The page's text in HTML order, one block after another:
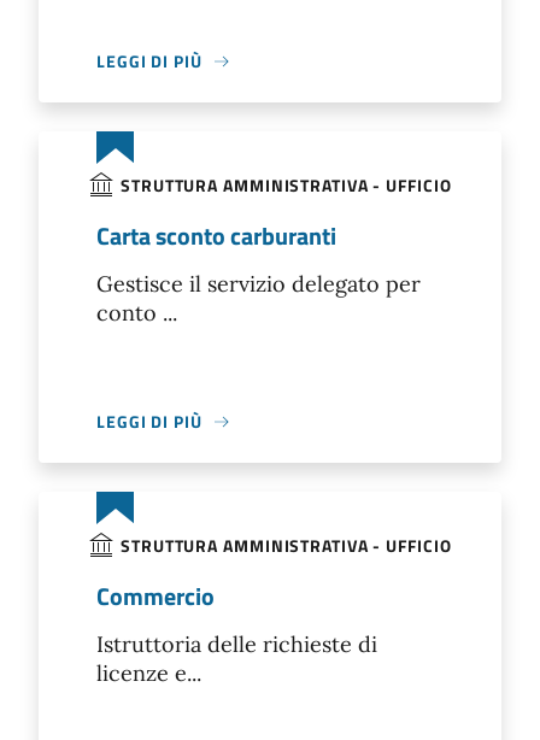
LEGGI DI PIÙ
STRUTTURA AMMINISTRATIVA - UFFICIO
Carta sconto carburanti
Gestisce il servizio delegato per
conto ...
LEGGI DI PIÙ
STRUTTURA AMMINISTRATIVA - UFFICIO
Commercio
Istruttoria delle richieste di
licenze e...